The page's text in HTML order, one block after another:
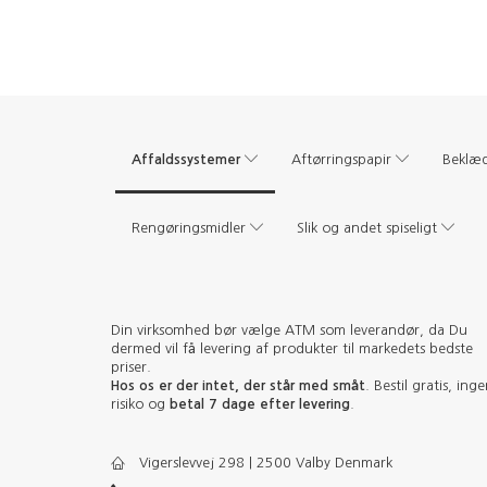
Affaldssystemer Aftørringspapir
Rengøringsmidler Slik og andet spiseligt
Din virksomhed bør vælge ATM som leverandør, da Du
dermed vil få levering af produkter til markedets bedste
priser.
Hos os er der intet, der står med småt . Bestil gratis,
risiko og betal 7 dage efter levering
Vigerslevvej 298 | 2500 Valby Denmark